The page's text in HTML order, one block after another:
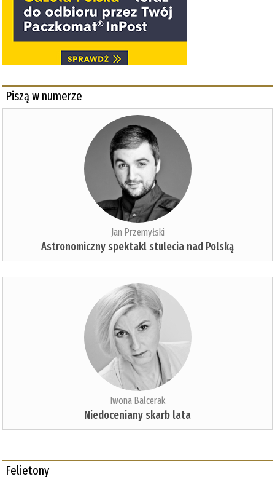
Piszą w numerze
Jan Przemyłski
Astronomiczny spektakl stulecia nad Polską
Iwona Balcerak
Niedoceniany skarb lata
Felietony